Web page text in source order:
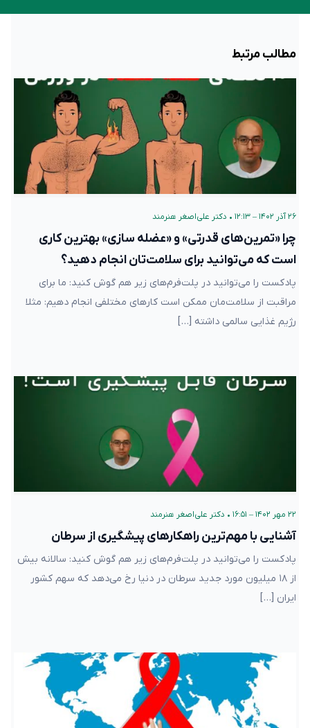
مطالب مرتبط
۲۶ آذر ۱۴۰۲ – ۱۲:۱۳ • دکتر علی‌اصغر هنرمند
چرا «تمرین‌های قدرتی» و «عضله سازی» بهترین کاری
است که می‌توانید برای سلامت‌تان انجام دهید؟
پادکست را می‌توانید در پلت‌فرم‌های زیر هم گوش کنید: ما برای
مراقبت از سلامت‌مان ممکن است کارهای مختلفی انجام دهیم: مثلا
رژیم غذایی سالمی داشته […]
۲۲ مهر ۱۴۰۲ – ۱۶:۵۱ • دکتر علی‌اصغر هنرمند
آشنایی با مهم‌ترین راهکارهای پیشگیری از سرطان
پادکست را می‌توانید در پلت‌فرم‌های زیر هم گوش کنید: سالانه بیش
از ۱۸ میلیون مورد جدید سرطان در دنیا رخ می‌دهد که سهم کشور
ایران […]